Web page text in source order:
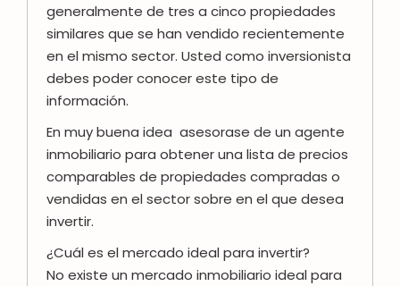
generalmente de tres a cinco propiedades
similares que se han vendido recientemente
en el mismo sector. Usted como inversionista
debes poder conocer este tipo de
información.
En muy buena idea asesorase de un agente
inmobiliario para obtener una lista de precios
comparables de propiedades compradas o
vendidas en el sector sobre en el que desea
invertir.
¿Cuál es el mercado ideal para invertir?
No existe un mercado inmobiliario ideal para